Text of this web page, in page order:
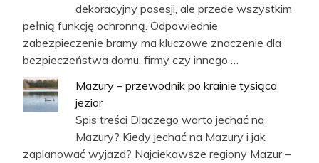
dekoracyjny posesji, ale przede wszystkim
pełnią funkcję ochronną. Odpowiednie
zabezpieczenie bramy ma kluczowe znaczenie dla
bezpieczeństwa domu, firmy czy innego …
Mazury – przewodnik po krainie tysiąca
jezior
Spis treści Dlaczego warto jechać na
Mazury? Kiedy jechać na Mazury i jak
zaplanować wyjazd? Najciekawsze regiony Mazur –